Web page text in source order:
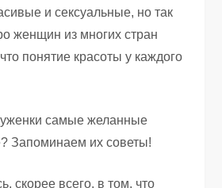
и сексуальные, но так
женщин из многих стран
понятие красоты у каждого
скорее всего, в том, что